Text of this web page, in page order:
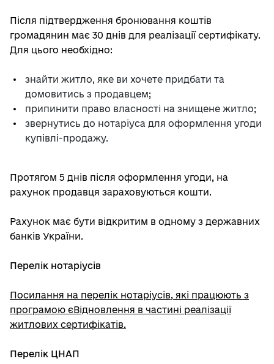
Після підтвердження бронювання коштів
громадянин має 30 днів для реалізації сертифікату.
Для цього необхідно:
знайти житло, яке ви хочете придбати та
домовитись з продавцем;
припинити право власності на знищене житло;
звернутись до нотаріуса для оформлення угоди
купівлі-продажу.
Протягом 5 днів після оформлення угоди, на
рахунок продавця зараховуються кошти.
Рахунок має бути відкритим в одному з державних
банків України.
Перелік нотаріусів
Посилання на перелік нотаріусів, які працюють з
програмою єВідновлення в частині реалізації
житлових сертифікатів.
Перелік ЦНАП